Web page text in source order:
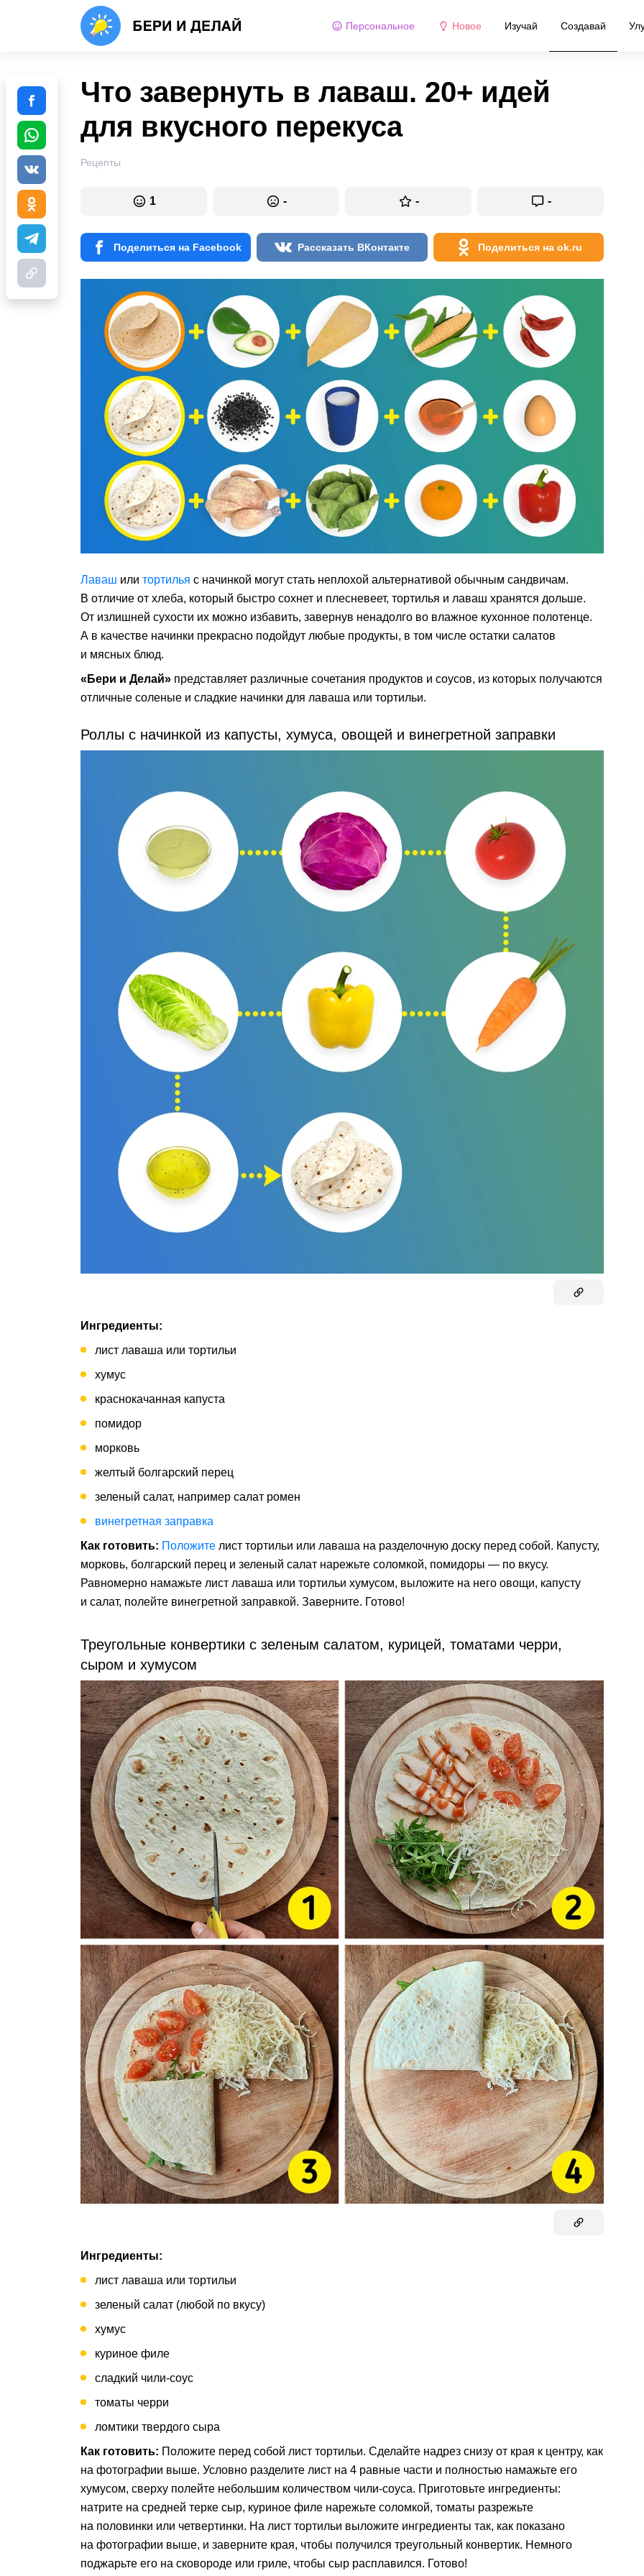
Персональное Новое Изучай Создавай
Что завернуть в лаваш. 20+ идей
для вкусного перекуса
Рецепты
1 - - -
Поделиться на Facebook Рассказать ВКонтакте Поделиться на ok.ru
Лаваш или тортилья с начинкой могут стать неплохой альтернативой обычным сандвичам.
В отличие от хлеба, который быстро сохнет и плесневеет, тортилья и лаваш хранятся дольше.
От излишней сухости их можно избавить, завернув ненадолго во влажное кухонное полотенце.
А в качестве начинки прекрасно подойдут любые продукты, в том числе остатки салатов
и мясных блюд.
«Бери и Делай» представляет различные сочетания продуктов и соусов, из которых получаются
отличные соленые и сладкие начинки для лаваша или тортильи.
Роллы с начинкой из капусты, хумуса, овощей и винегретной заправки
Ингредиенты:
лист лаваша или тортильи
хумус
краснокачанная капуста
помидор
морковь
желтый болгарский перец
зеленый салат, например салат ромен
винегретная заправка
Как готовить: Положите лист тортильи или лаваша на разделочную доску перед собой. Капусту,
морковь, болгарский перец и зеленый салат нарежьте соломкой, помидоры — по вкусу.
Равномерно намажьте лист лаваша или тортильи хумусом, выложите на него овощи, капусту
и салат, полейте винегретной заправкой. Заверните. Готово!
Треугольные конвертики с зеленым салатом, курицей, томатами черри,
сыром и хумусом
Ингредиенты:
лист лаваша или тортильи
зеленый салат (любой по вкусу)
хумус
куриное филе
сладкий чили-соус
томаты черри
ломтики твердого сыра
Как готовить: Положите перед собой лист тортильи. Сделайте надрез снизу от края к центру, как
на фотографии выше. Условно разделите лист на 4 равные части и полностью намажьте его
хумусом, сверху полейте небольшим количеством чили-соуса. Приготовьте ингредиенты:
натрите на средней терке сыр, куриное филе нарежьте соломкой, томаты разрежьте
на половинки или четвертинки. На лист тортильи выложите ингредиенты так, как показано
на фотографии выше, и заверните края, чтобы получился треугольный конвертик. Немного
поджарьте его на сковороде или гриле, чтобы сыр расплавился. Готово!